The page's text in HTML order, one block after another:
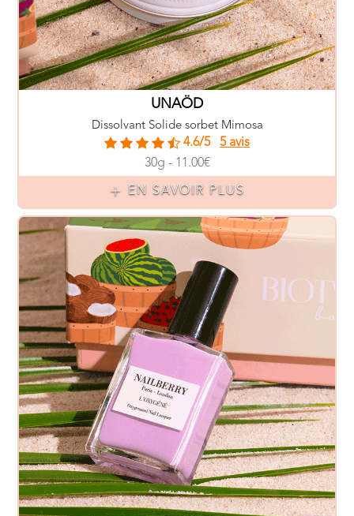
UNAÖD
Dissolvant Solide sorbet Mimosa
4.6/5
5 avis
30g - 11.00€
EN SAVOIR PLUS